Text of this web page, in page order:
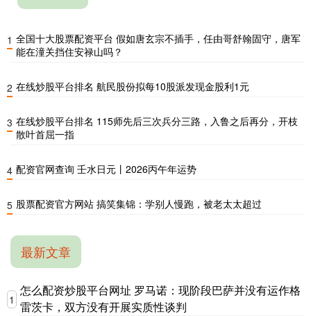
1 全国十大股票配资平台 假如唐玄宗不插手，任由哥舒翰固守，唐军
能在潼关挡住安禄山吗？
2 在线炒股平台排名 航民股份拟每10股派发现金股利1元
3 在线炒股平台排名 115师先后三次兵分三路，入鲁之后再分，开枝
散叶首屈一指
4 配资官网查询 壬水日元丨2026丙午年运势
5 股票配资官方网站 搞笑集锦：学别人慢跑，被老太太超过
最新文章
1
怎么配资炒股平台网址 罗马诺：现阶段巴萨并没有运作格
雷茨卡，双方没有开展实质性谈判